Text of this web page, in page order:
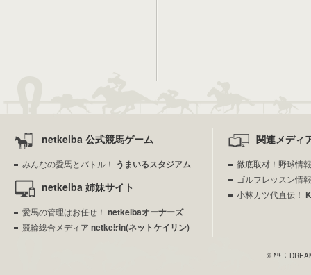
netkeiba 公式競馬ゲーム
みんなの愛馬とバトル！ うまいるスタジアム
netkeiba 姉妹サイト
愛馬の管理はお任せ！ netkeibaオーナーズ
競輪総合メディア netkeirin(ネットケイリン)
関連メディ
徹底取材！野球情
ゴルフレッスン情
小林カツ代直伝！
© NET